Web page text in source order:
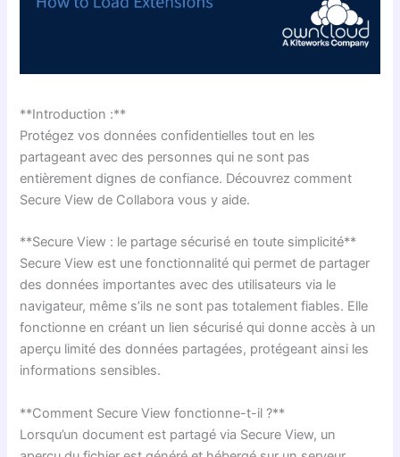
**Introduction :**
Protégez vos données confidentielles tout en les
partageant avec des personnes qui ne sont pas
entièrement dignes de confiance. Découvrez comment
Secure View de Collabora vous y aide.
**Secure View : le partage sécurisé en toute simplicité**
Secure View est une fonctionnalité qui permet de partager
des données importantes avec des utilisateurs via le
navigateur, même s’ils ne sont pas totalement fiables. Elle
fonctionne en créant un lien sécurisé qui donne accès à un
aperçu limité des données partagées, protégeant ainsi les
informations sensibles.
**Comment Secure View fonctionne-t-il ?**
Lorsqu’un document est partagé via Secure View, un